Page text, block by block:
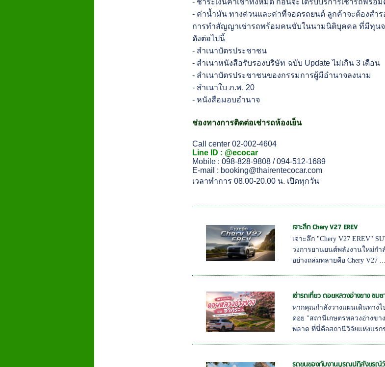
- ชำระเงินค่าเช่าทั้งหมด ก่อนจะได้รับบริการเช่ารถพร้อ
- ค่าน้ำมัน ทางด่วนและค่าที่จอดรถยนต์ ลูกค้าจะต้องสำร
การทำสัญญาเช่ารถพร้อมคนขับในนามนิติบุคคล ที่มีทุนจ
ดังต่อไปนี้
- สำเนาบัตรประชาชน
- สำเนาหนังสือรับรองบริษัท ฉบับ Update ไม่เกิน 3 เดือน
- สำเนาบัตรประชาชนของกรรมการผู้มีอำนาจลงนาม
- สำเนาใบ ภ.พ. 20
- หนังสือมอบอำนาจ
ช่องทางการติดต่อเช่ารถห้องเย็น
Call center 02-002-4604
Line ID : @ecocar
Mobile : 098-828-9808 / 094-512-1689
E-mail : booking@thairentecocar.com
เวลาทำการ 08.00-20.00 น. เปิดทุกวัน
เจาะลึก Chery V27 EREV
เจาะลึก "Chery V27 EREV"
วงการยานยนต์พลังงานใหม่ก
อย่างถล่มทลายคือ Chery V27 ...
เช่ารถเที่ยว ดอยหลวงอ่างขาง ชมซ
หากคุณกำลังวางแผนเดินทาง
ดอย "สถานีเกษตรหลวงอ่างขา
พลาด ที่นี่คือสถานีวิจัยแห่งแรก